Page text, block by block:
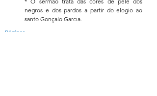
negros e dos pardos a partir do elogio ao
santo Gonçalo Garcia.
Páginas